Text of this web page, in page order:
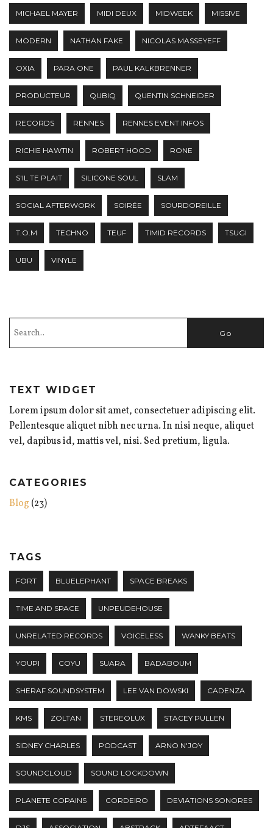
MICHAEL MAYER MIDI DEUX MIDWEEK MISSIVE
MODERN NATHAN FAKE NICOLAS MASSEYEFF
OXIA PARA ONE PAUL KALKBRENNER
PRODUCTEUR QUBIQ QUENTIN SCHNEIDER
RECORDS RENNES RENNES EVENT INFOS
RICHIE HAWTIN ROBERT HOOD RONE
S'IL TE PLAIT SILICONE SOUL SLAM
SOCIAL AFTERWORK SOIRÉE SOURDOREILLE
T.O.M TECHNO TEUF TIMID RECORDS TSUGI
UBU VINYLE
TEXT WIDGET
Lorem ipsum dolor sit amet, consectetuer adipiscing elit.
Pellentesque aliquet nibh nec urna. In nisi neque, aliquet
vel, dapibus id, mattis vel, nisi. Sed pretium, ligula.
CATEGORIES
Blog (23)
TAGS
FORT BLUELEPHANT SPACE BREAKS
TIME AND SPACE UNPEUDEHOUSE
UNRELATED RECORDS VOICELESS WANKY BEATS
YOUPI COYU SUARA BADABOUM
SHERAF SOUNDSYSTEM LEE VAN DOWSKI CADENZA
KMS ZOLTAN STEREOLUX STACEY PULLEN
SIDNEY CHARLES PODCAST ARNO N'JOY
SOUNDCLOUD SOUND LOCKDOWN
PLANETE COPAINS CORDEIRO DEVIATIONS SONORES